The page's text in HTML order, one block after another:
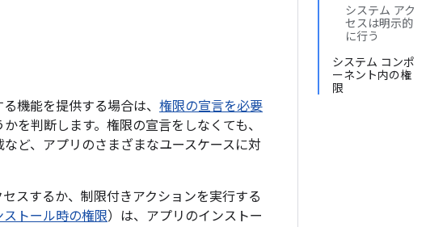
システム アク
セスは明示的
に行う
システム コンポ
ーネント内の権
限
機能を提供する場合は、 権限の宣言を必要
を判断します。権限の宣言をしなくても、
ど、アプリのさまざまなユースケースに対
スするか、制限付きアクションを実行する
ストール時の権限）は、アプリのインストー